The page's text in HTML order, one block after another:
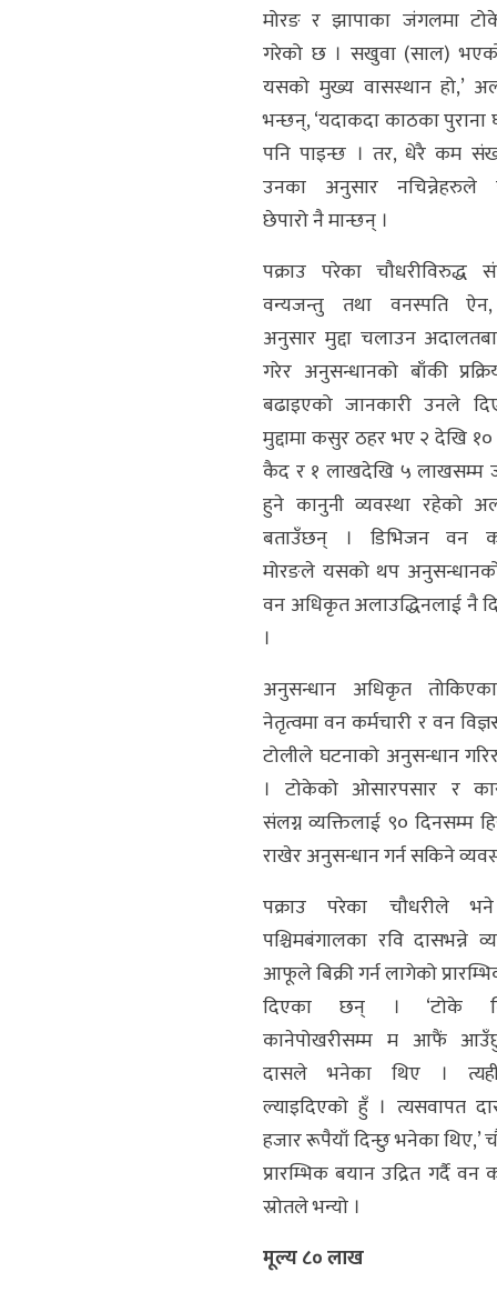
मोरङ र झापाका जंगलमा
गरेको छ । सखुवा (साल)
यसको मुख्य वासस्थान हो,’
भन्छन्, ‘यदाकदा काठका पुराना
पनि पाइन्छ । तर, धेरै कम
उनका अनुसार नचिन्नेहरुले
छेपारो नै मान्छन् ।
पक्राउ परेका चौधरीविरुद्ध
वन्यजन्तु तथा वनस्पति
अनुसार मुद्दा चलाउन
गरेर अनुसन्धानको बाँकी
बढाइएको जानकारी उनले
मुद्दामा कसुर ठहर भए २ देखि १०
कैद र १ लाखदेखि ५ लाखसम्म
हुने कानुनी व्यवस्था रहेको
बताउँछन् । डिभिजन वन
मोरङले यसको थप
वन अधिकृत अलाउद्धिनलाई नै
।
अनुसन्धान अधिकृत
नेतृत्वमा वन कर्मचारी र वन
टोलीले घटनाको अनुसन्धान
। टोकेको ओसारपसार र
संलग्न व्यक्तिलाई ९० दिनसम्म
राखेर अनुसन्धान गर्न सकिने
पक्राउ परेका चौधरीले
पश्चिमबंगालका रवि दासभन्ने
आफूले बिक्री गर्न लागेको
दिएका छन् । ‘टोके
कानेपोखरीसम्म म आफैं
दासले भनेका थिए ।
ल्याइदिएको हुँ । त्यसवापत
हजार रूपैयाँ दिन्छु भनेका थिए,’
प्रारम्भिक बयान उद्रित गर्दै वन
स्रोतले भन्यो ।
मूल्य ८० लाख